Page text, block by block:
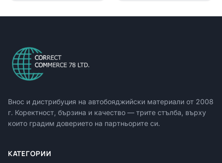
Внос и дистрибуция на автобояджийски материали от 2008
г. Коректност, бързина и качество — трите стълба, върху
които градим доверието на партньорите си.
КАТЕГОРИИ